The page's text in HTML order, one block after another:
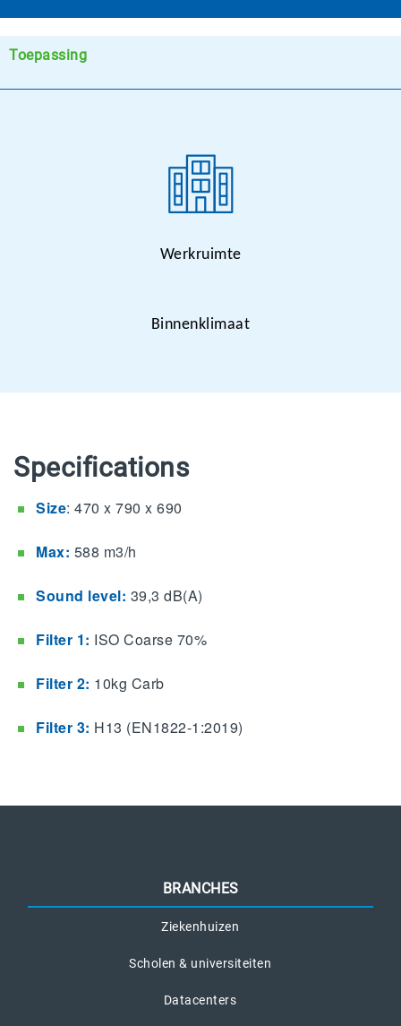
Toepassing
Werkruimte
Binnenklimaat
Specifications
Size: 470 x 790 x 690
Max: 588 m3/h
Sound level: 39,3 dB(A)
Filter 1: ISO Coarse 70%
Filter 2: 10kg Carb
Filter 3: H13 (EN1822-1:2019)
BRANCHES
Ziekenhuizen
Scholen & universiteiten
Datacenters